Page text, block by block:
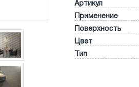
Артикул
Применение
Поверхность
Цвет
Тип